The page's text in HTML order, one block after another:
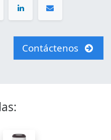
Contáctenos